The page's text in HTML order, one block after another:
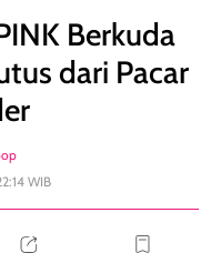
Berkuda
dari Pacar
WIB